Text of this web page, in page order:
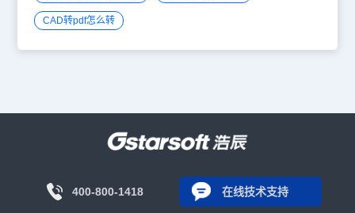
CAD转pdf怎么转
400-800-1418 在线技术支持